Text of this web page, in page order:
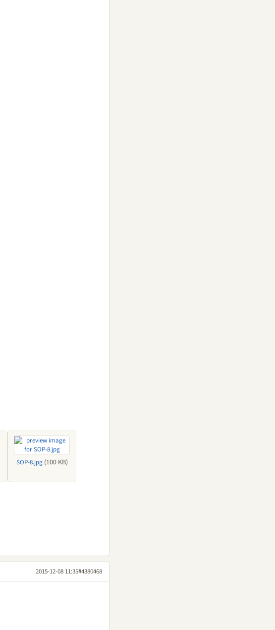
SOP-8.jpg(100 KB)
2015-12-08 11:35#4380468